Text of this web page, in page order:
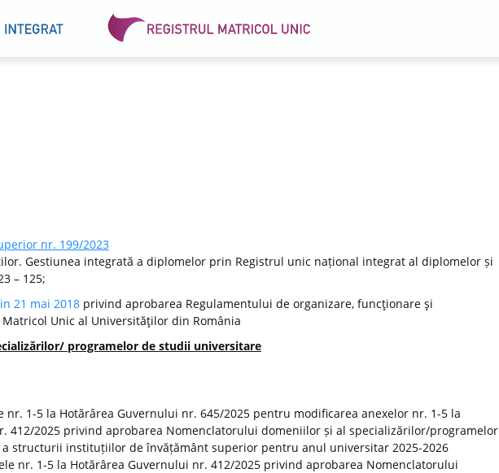
nr. 199/2023
Gestiunea integrată a diplomelor prin Registrul unic național integrat al diplomelor și
– 125;
21 mai 2018 privind aprobarea Regulamentului de organizare, funcţionare şi
Unic al Universităţilor din România
programelor de studii universitare
nr. 1-5 la Hotărârea Guvernului nr. 645/2025 pentru modificarea anexelor nr. 1-5 la
412/2025 privind aprobarea Nomenclatorului domeniilor și al specializărilor/programelor
structurii instituțiilor de învățământ superior pentru anul universitar 2025-2026
nr. 1-5 la Hotărârea Guvernului nr. 412/2025 privind aprobarea Nomenclatorului